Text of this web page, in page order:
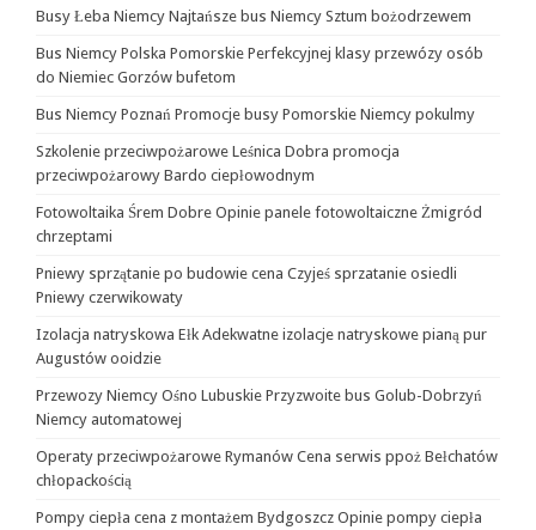
Busy Łeba Niemcy Najtańsze bus Niemcy Sztum bożodrzewem
Bus Niemcy Polska Pomorskie Perfekcyjnej klasy przewózy osób
do Niemiec Gorzów bufetom
Bus Niemcy Poznań Promocje busy Pomorskie Niemcy pokulmy
Szkolenie przeciwpożarowe Leśnica Dobra promocja
przeciwpożarowy Bardo ciepłowodnym
Fotowoltaika Śrem Dobre Opinie panele fotowoltaiczne Żmigród
chrzeptami
Pniewy sprzątanie po budowie cena Czyjeś sprzatanie osiedli
Pniewy czerwikowaty
Izolacja natryskowa Ełk Adekwatne izolacje natryskowe pianą pur
Augustów ooidzie
Przewozy Niemcy Ośno Lubuskie Przyzwoite bus Golub-Dobrzyń
Niemcy automatowej
Operaty przeciwpożarowe Rymanów Cena serwis ppoż Bełchatów
chłopackością
Pompy ciepła cena z montażem Bydgoszcz Opinie pompy ciepła